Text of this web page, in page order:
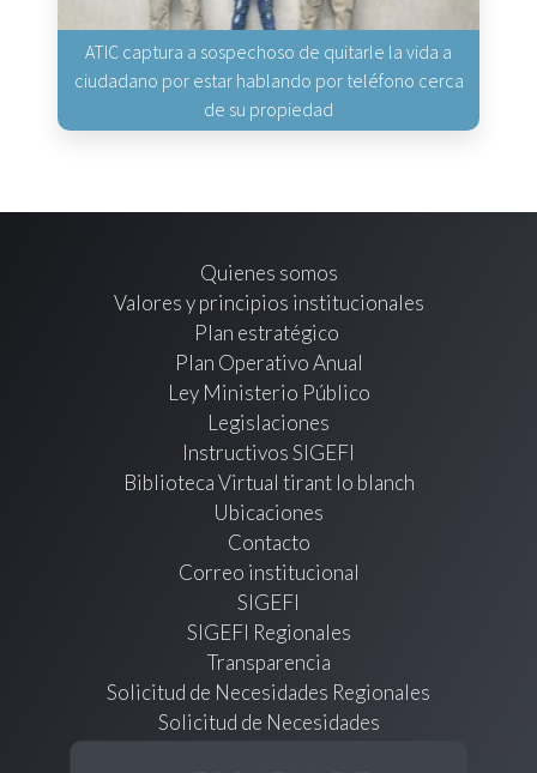
ATIC captura a sospechoso de quitarle la vida a
ciudadano por estar hablando por teléfono cerca
de su propiedad
Quienes somos
Valores y principios institucionales
Plan estratégico
Plan Operativo Anual
Ley Ministerio Público
Legislaciones
Instructivos SIGEFI
Biblioteca Virtual tirant lo blanch
Ubicaciones
Contacto
Correo institucional
SIGEFI
SIGEFI Regionales
Transparencia
Solicitud de Necesidades Regionales
Solicitud de Necesidades